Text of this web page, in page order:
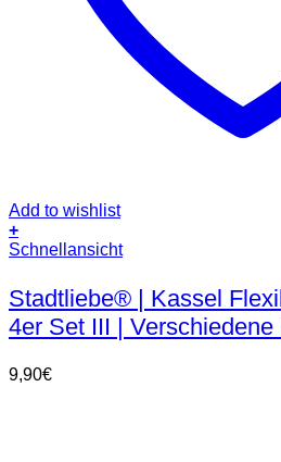
Add to wishlist
+
Schnellansicht
Stadtliebe® | Kassel
4er Set III | Verschiedene
9,90€